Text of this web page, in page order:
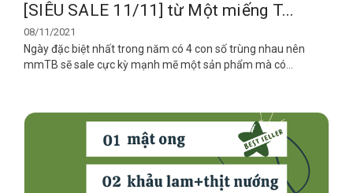
[SIÊU SALE 11/11] từ Một miếng T...
08/11/2021
Ngày đặc biệt nhất trong năm có 4 con số trùng nhau nên
mmTB sẽ sale cực kỳ mạnh mẽ một sản phẩm mà có...